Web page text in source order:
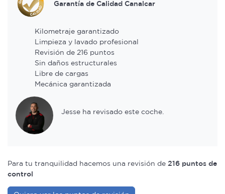
Garantía de Calidad Canalcar
Kilometraje garantizado
Limpieza y lavado profesional
Revisión de 216 puntos
Sin daños estructurales
Libre de cargas
Mecánica garantizada
Jesse ha revisado este coche.
Para tu tranquilidad hacemos una revisión de 216 puntos de
control